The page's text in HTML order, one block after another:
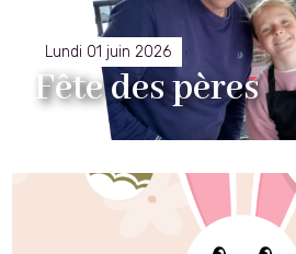
Lundi 01 juin 2026
Fête des pères